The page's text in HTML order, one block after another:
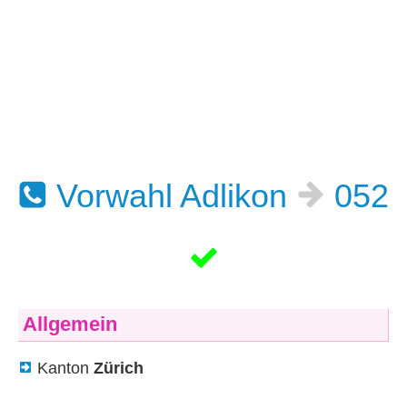
Vorwahl Adlikon 052
Allgemein
Kanton Zürich